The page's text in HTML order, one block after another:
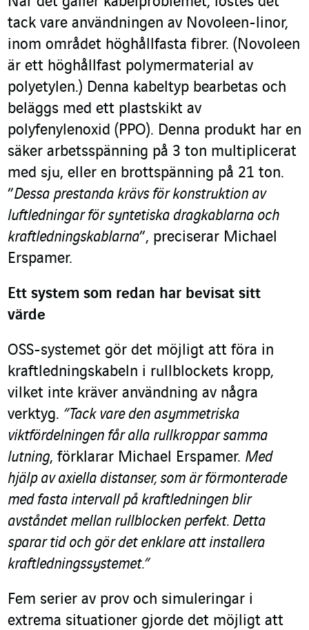
tack vare användningen av Novoleen-linor,
inom området höghållfasta fibrer. (Novoleen
är ett höghållfast polymermaterial av
polyetylen.) Denna kabeltyp bearbetas och
beläggs med ett plastskikt av
polyfenylenoxid (PPO). Denna produkt har en
säker arbetsspänning på 3 ton multiplicerat
med sju, eller en brottspänning på 21 ton.
”Dessa prestanda krävs för konstruktion av
luftledningar för syntetiska dragkablarna och
kraftledningskablarna”, preciserar Michael
Erspamer.
Ett system som redan har bevisat sitt
värde
OSS-systemet gör det möjligt att föra in
kraftledningskabeln i rullblockets kropp,
vilket inte kräver användning av några
verktyg. ”Tack vare den asymmetriska
viktfördelningen får alla rullkroppar samma
lutning, förklarar Michael Erspamer. Med
hjälp av axiella distanser, som är förmonterade
med fasta intervall på kraftledningen blir
avståndet mellan rullblocken perfekt. Detta
sparar tid och gör det enklare att installera
kraftledningssystemet.”
Fem serier av prov och simuleringar i
extrema situationer gjorde det möjligt att